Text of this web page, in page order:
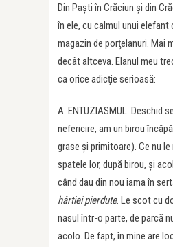
Din Paşti în Crăciun şi din
în ele, cu calmul unui elefant
magazin de porţelanuri. Mai
decât altceva. Elanul meu
ca orice adicţie serioasă:
A. ENTUZIASMUL. Deschid
nefericire, am un birou
grase şi primitoare). Ce nu
spatele lor, după birou, şi
când dau din nou iama în
hârtiei pierdute. Le scot cu
nasul într-o parte, de parcă
acolo. De fapt, în mine are